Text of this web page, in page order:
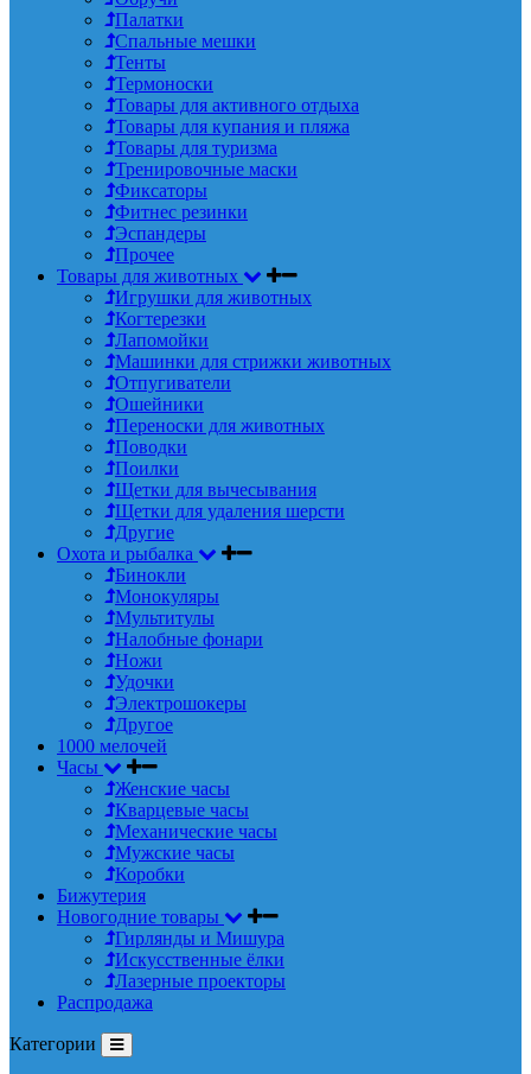
Палатки
Спальные мешки
Тенты
Термоноски
Товары для активного отдыха
Товары для купания и пляжа
Товары для туризма
Тренировочные маски
Фиксаторы
Фитнес резинки
Эспандеры
Прочее
Товары для животных
Игрушки для животных
Когтерезки
Лапомойки
Машинки для стрижки животных
Отпугиватели
Ошейники
Переноски для животных
Поводки
Поилки
Щетки для вычесывания
Щетки для удаления шерсти
Другие
Охота и рыбалка
Бинокли
Монокуляры
Мультитулы
Налобные фонари
Ножи
Удочки
Электрошокеры
Другое
1000 мелочей
Часы
Женские часы
Кварцевые часы
Механические часы
Мужские часы
Коробки
Бижутерия
Новогодние товары
Гирлянды и Мишура
Искусственные ёлки
Лазерные проекторы
Распродажа
Категории